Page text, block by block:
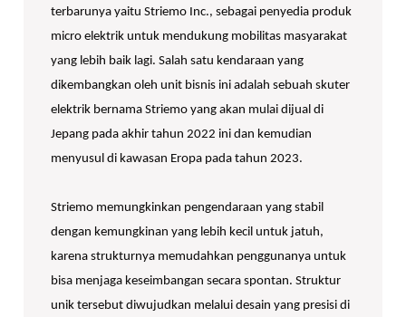
terbarunya yaitu Striemo Inc., sebagai penyedia produk
micro elektrik untuk mendukung mobilitas masyarakat
yang lebih baik lagi. Salah satu kendaraan yang
dikembangkan oleh unit bisnis ini adalah sebuah skuter
elektrik bernama Striemo yang akan mulai dijual di
Jepang pada akhir tahun 2022 ini dan kemudian
menyusul di kawasan Eropa pada tahun 2023.
Striemo memungkinkan pengendaraan yang stabil
dengan kemungkinan yang lebih kecil untuk jatuh,
karena strukturnya memudahkan penggunanya untuk
bisa menjaga keseimbangan secara spontan. Struktur
unik tersebut diwujudkan melalui desain yang presisi di